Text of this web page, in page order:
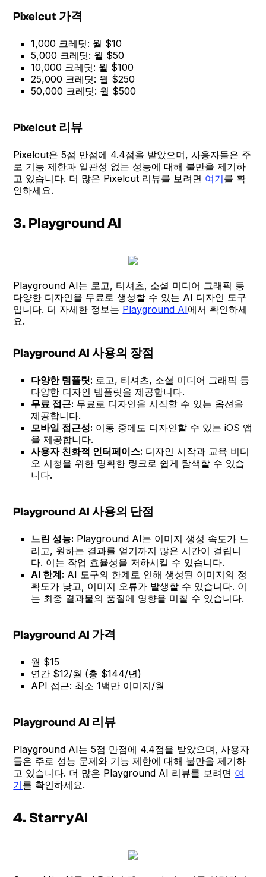
Pixelcut 가격
1,000 크레딧: 월 $10
5,000 크레딧: 월 $50
10,000 크레딧: 월 $100
25,000 크레딧: 월 $250
50,000 크레딧: 월 $500
Pixelcut 리뷰
Pixelcut은 5점 만점에 4.4점을 받았으며, 사용자들은 주
로 기능 제한과 일관성 없는 성능에 대해 불만을 제기하
고 있습니다. 더 많은 Pixelcut 리뷰를 보려면 여기를 확
인하세요.
3. Playground AI
Playground AI는 로고, 티셔츠, 소셜 미디어 그래픽 등
다양한 디자인을 무료로 생성할 수 있는 AI 디자인 도구
입니다. 더 자세한 정보는 Playground AI에서 확인하세
요.
Playground AI 사용의 장점
다양한 템플릿: 로고, 티셔츠, 소셜 미디어 그래픽 등
다양한 디자인 템플릿을 제공합니다.
무료 접근: 무료로 디자인을 시작할 수 있는 옵션을
제공합니다.
모바일 접근성: 이동 중에도 디자인할 수 있는 iOS 앱
을 제공합니다.
사용자 친화적 인터페이스: 디자인 시작과 교육 비디
오 시청을 위한 명확한 링크로 쉽게 탐색할 수 있습
니다.
Playground AI 사용의 단점
느린 성능: Playground AI는 이미지 생성 속도가 느
리고, 원하는 결과를 얻기까지 많은 시간이 걸립니
다. 이는 작업 효율성을 저하시킬 수 있습니다.
AI 한계: AI 도구의 한계로 인해 생성된 이미지의 정
확도가 낮고, 이미지 오류가 발생할 수 있습니다. 이
는 최종 결과물의 품질에 영향을 미칠 수 있습니다.
Playground AI 가격
월 $15
연간 $12/월 (총 $144/년)
API 접근: 최소 1백만 이미지/월
Playground AI 리뷰
Playground AI는 5점 만점에 4.4점을 받았으며, 사용자
들은 주로 성능 문제와 기능 제한에 대해 불만을 제기하
고 있습니다. 더 많은 Playground AI 리뷰를 보려면 여
기를 확인하세요.
4. StarryAI